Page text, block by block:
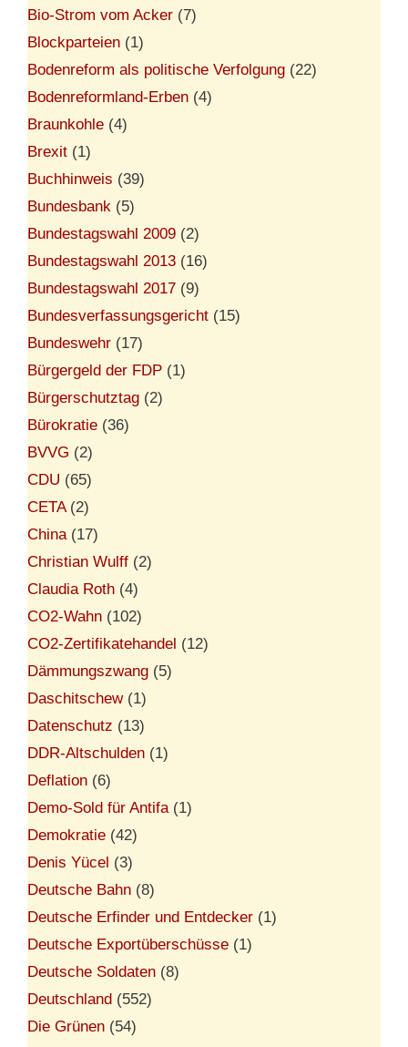
Bio-Strom vom Acker (7)
Blockparteien (1)
Bodenreform als politische Verfolgung (22)
Bodenreformland-Erben (4)
Braunkohle (4)
Brexit (1)
Buchhinweis (39)
Bundesbank (5)
Bundestagswahl 2009 (2)
Bundestagswahl 2013 (16)
Bundestagswahl 2017 (9)
Bundesverfassungsgericht (15)
Bundeswehr (17)
Bürgergeld der FDP (1)
Bürgerschutztag (2)
Bürokratie (36)
BVVG (2)
CDU (65)
CETA(2)
China(17)
Christian Wulff (2)
Claudia Roth (4)
CO2-Wahn (102)
CO2-Zertifikatehandel (12)
Dämmungszwang (5)
Daschitschew(1)
Datenschutz (13)
DDR-Altschulden (1)
Deflation (6)
Demo-Sold für Antifa(1)
Demokratie (42)
Denis Yücel (3)
Deutsche Bahn (8)
Deutsche Erfinder und Entdecker (1)
Deutsche Exportüberschüsse (1)
Deutsche Soldaten (8)
Deutschland (552)
Die Grünen (54)